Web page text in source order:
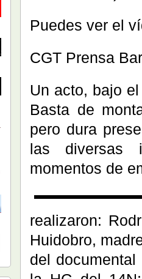
Puedes ver el
CGT Prensa
Un acto, bajo
Basta de
pero dura
las diversas
momentos de
realizaron:
Huidobro,
del